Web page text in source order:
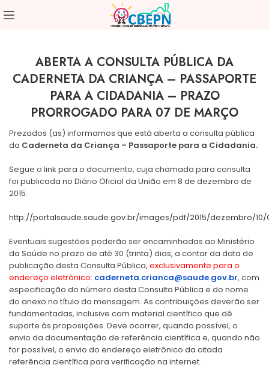
ABERTA A CONSULTA PÚBLICA DA
CADERNETA DA CRIANÇA – PASSAPORTE
PARA A CIDADANIA – PRAZO
PRORROGADO PARA 07 DE MARÇO
Prezados (as) informamos que está aberta a consulta pública
da Caderneta da Criança – Passaporte para a Cidadania.
Segue o link para o documento, cuja chamada para consulta
foi publicada no Diário Oficial da União em 8 de dezembro de
2015.
http://portalsaude.saude.gov.br/images/pdf/2015/dezembro/10/
Eventuais sugestões poderão ser encaminhadas ao Ministério
da Saúde no prazo de até 30 (trinta) dias, a contar da data de
publicação desta Consulta Pública, exclusivamente para o
endereço eletrônico: caderneta.crianca@saude.gov.br, com
especificação do número desta Consulta Pública e do nome
do anexo no título da mensagem. As contribuições deverão ser
fundamentadas, inclusive com material científico que dê
suporte às proposições. Deve ocorrer, quando possível, o
envio da documentação de referência científica e, quando não
for possível, o envio do endereço eletrônico da citada
referência científica para verificação na internet.